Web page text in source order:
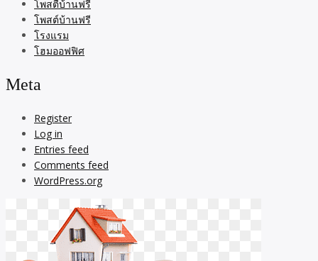
โพสตืบ้านฟรี
โพสต์บ้านฟรี
โรงแรม
โฮมออฟฟิศ
Meta
Register
Log in
Entries feed
Comments feed
WordPress.org